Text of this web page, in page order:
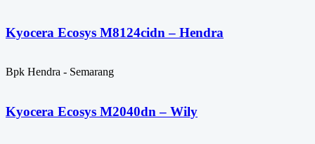
Kyocera Ecosys M8124cidn – Hendra
Bpk Hendra - Semarang
Kyocera Ecosys M2040dn – Wily